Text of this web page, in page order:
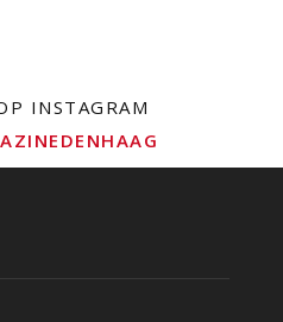
INSTAGRAM